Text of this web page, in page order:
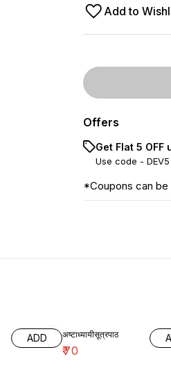
Add to
Offers
Get Flat ₹5
Use code - DEV5
*Coupons can
ADD अष्टाध्यायीसूत्रपाठ
₹70